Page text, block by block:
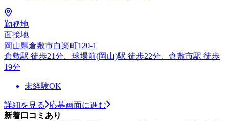
勤務地
面接地
岡山県倉敷市白楽町120-1
倉敷駅 徒歩21分、球場前(岡山)駅 徒歩22分、倉敷市駅 徒歩
19分
未経験OK
詳細を見る
応募画面に進む
新着口コミあり